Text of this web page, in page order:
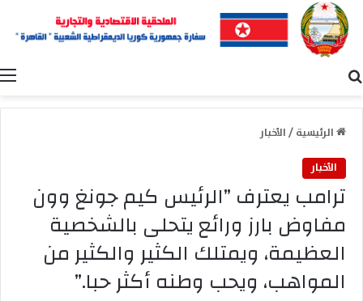
الرئيسية/الأخبار
الأخبار
ترامب يعترف ”الرئيس كيم جونغ وون
مفاوض بارز ورائع يتحلى بالشخصية
العظيمة، ويمتلك الكثير والكثير من
المواهب، ويحب وطنه أكثر حبا.”